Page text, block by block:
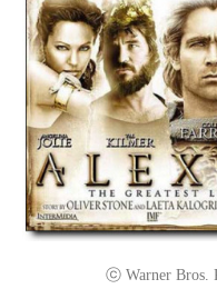
ⓒ Warner Bros.